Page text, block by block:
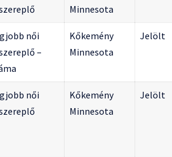
Minnesota
női
–
Kőkemény
Minnesota
Jelölt
női
Kőkemény
Minnesota
Jelölt